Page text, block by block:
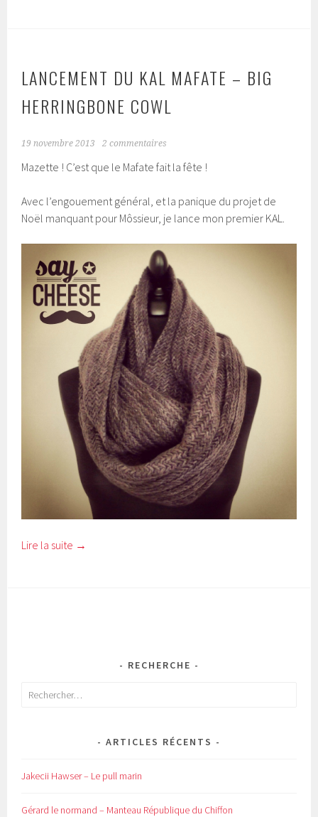
LANCEMENT DU KAL MAFATE – BIG
HERRINGBONE COWL
19 novembre 2013 2 commentaires
Mazette ! C’est que le Mafate fait la fête !
Avec l’engouement général, et la panique du projet de
Noël manquant pour Môssieur, je lance mon premier KAL.
Lire la suite →
RECHERCHE
Rechercher :
ARTICLES RÉCENTS
Jakecii Hawser – Le pull marin
Gérard le normand – Manteau République du Chiffon